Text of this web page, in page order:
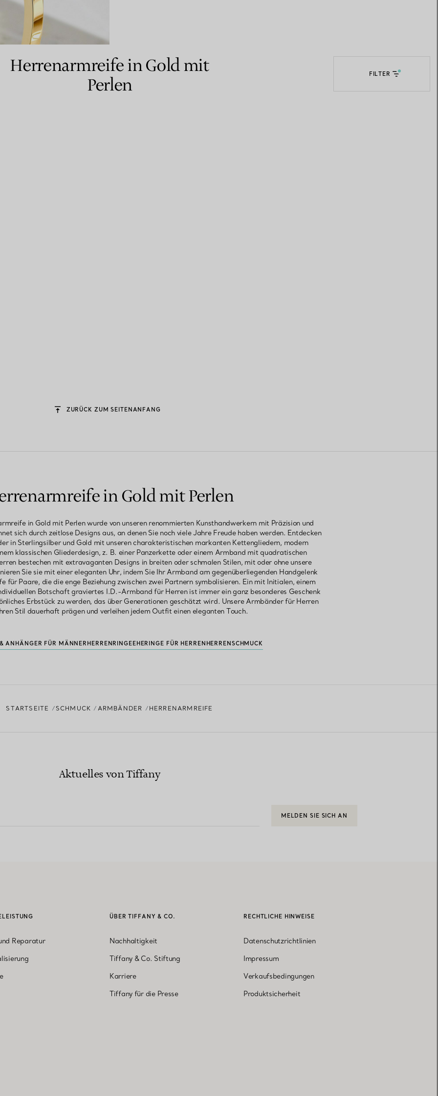
Partnerringe
Tiffany-Diamantenexperten.
Herrenarmreife in Gold mit
Perlen
FILTER
ZURÜCK ZUM SEITENANFANG
in Gold mit Perlen
in Gold mit Perlen wurde von unseren renommierten Kunsthandwerkern mit Präzision und
sich durch zeitlose Designs aus, an denen Sie noch viele Jahre Freude haben werden. Entdecken
in Sterlingsilber und Gold mit unseren charakteristischen markanten Kettengliedern, modern
klassischen Gliederdesign, z. B. einer Panzerkette oder einem Armband mit quadratischen
bestechen mit extravaganten Designs in breiten oder schmalen Stilen, mit oder ohne unsere
Sie sie mit einer eleganten Uhr, indem Sie Ihr Armband am gegenüberliegenden Handgelenk
für Paare, die die enge Beziehung zwischen zwei Partnern symbolisieren. Ein mit Initialen, einem
Botschaft graviertes I.D.-Armband für Herren ist immer ein ganz besonderes Geschenk
Erbstück zu werden, das über Generationen geschätzt wird. Unsere Armbänder für Herren
Stil dauerhaft prägen und verleihen jedem Outfit einen eleganten Touch.
ANHÄNGER FÜR MÄNNER HERRENRINGE EHERINGE FÜR HERREN HERRENSCHMUCK
STARTSEITE SCHMUCK ARMBÄNDER HERRENARMREIFE
Aktuelles von Tiffany
MELDEN SIE SICH AN
Reparatur
ÜBER TIFFANY & CO.
Nachhaltigkeit
Tiffany & Co. Stiftung
Karriere
Tiffany für die Presse
RECHTLICHE HINWEISE
Datenschutzrichtlinien
Impressum
Verkaufsbedingungen
Produktsicherheit